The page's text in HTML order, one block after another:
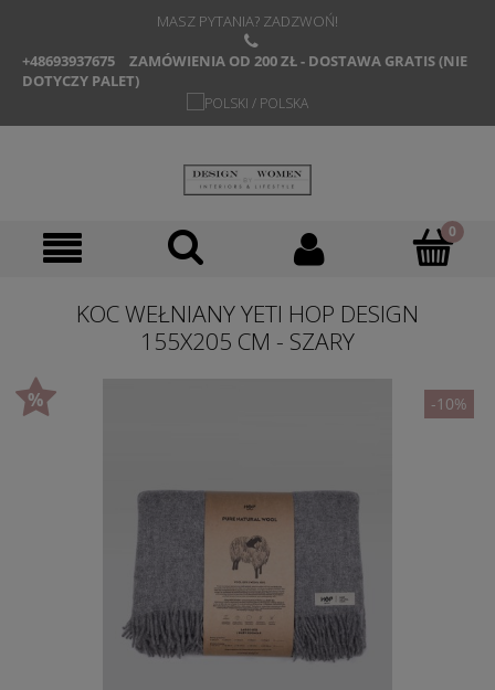
MASZ PYTANIA? ZADZWOŃ!
+48693937675
ZAMÓWIENIA OD 200 ZŁ - DOSTAWA GRATIS (NIE
DOTYCZY PALET)
KOC WEŁNIANY YETI HOP DESIGN
155X205 CM - SZARY
-10%